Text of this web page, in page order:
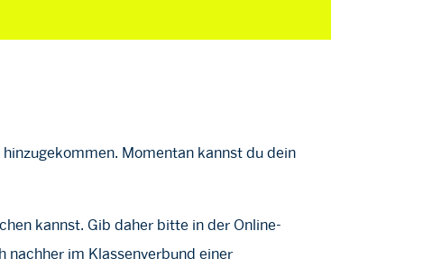
Momentan kannst du dein
kannst. Gib daher bitte in der Online-
nachher im Klassenverbund einer